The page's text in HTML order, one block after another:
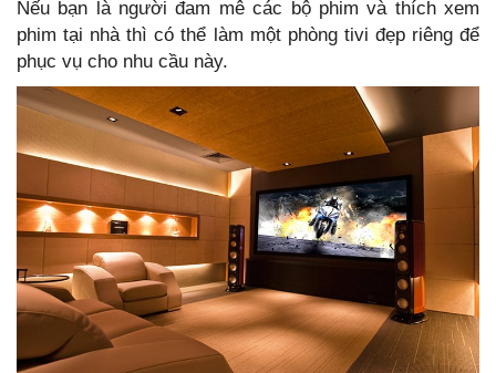
Nếu bạn là người đam mê các bộ phim và thích xem
phim tại nhà thì có thể làm một phòng tivi đẹp riêng để
phục vụ cho nhu cầu này.